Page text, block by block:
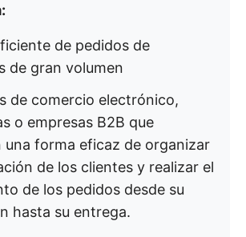
de pedidos de
de gran volumen
de comercio electrónico,
o empresas B2B que
una forma eficaz de organizar
de los clientes y realizar el
de los pedidos desde su
hasta su entrega.